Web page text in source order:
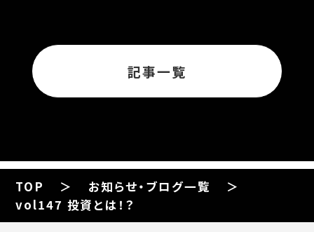
記事一覧
TOP
お知らせ・ブログ一覧
vol147 投資とは！？